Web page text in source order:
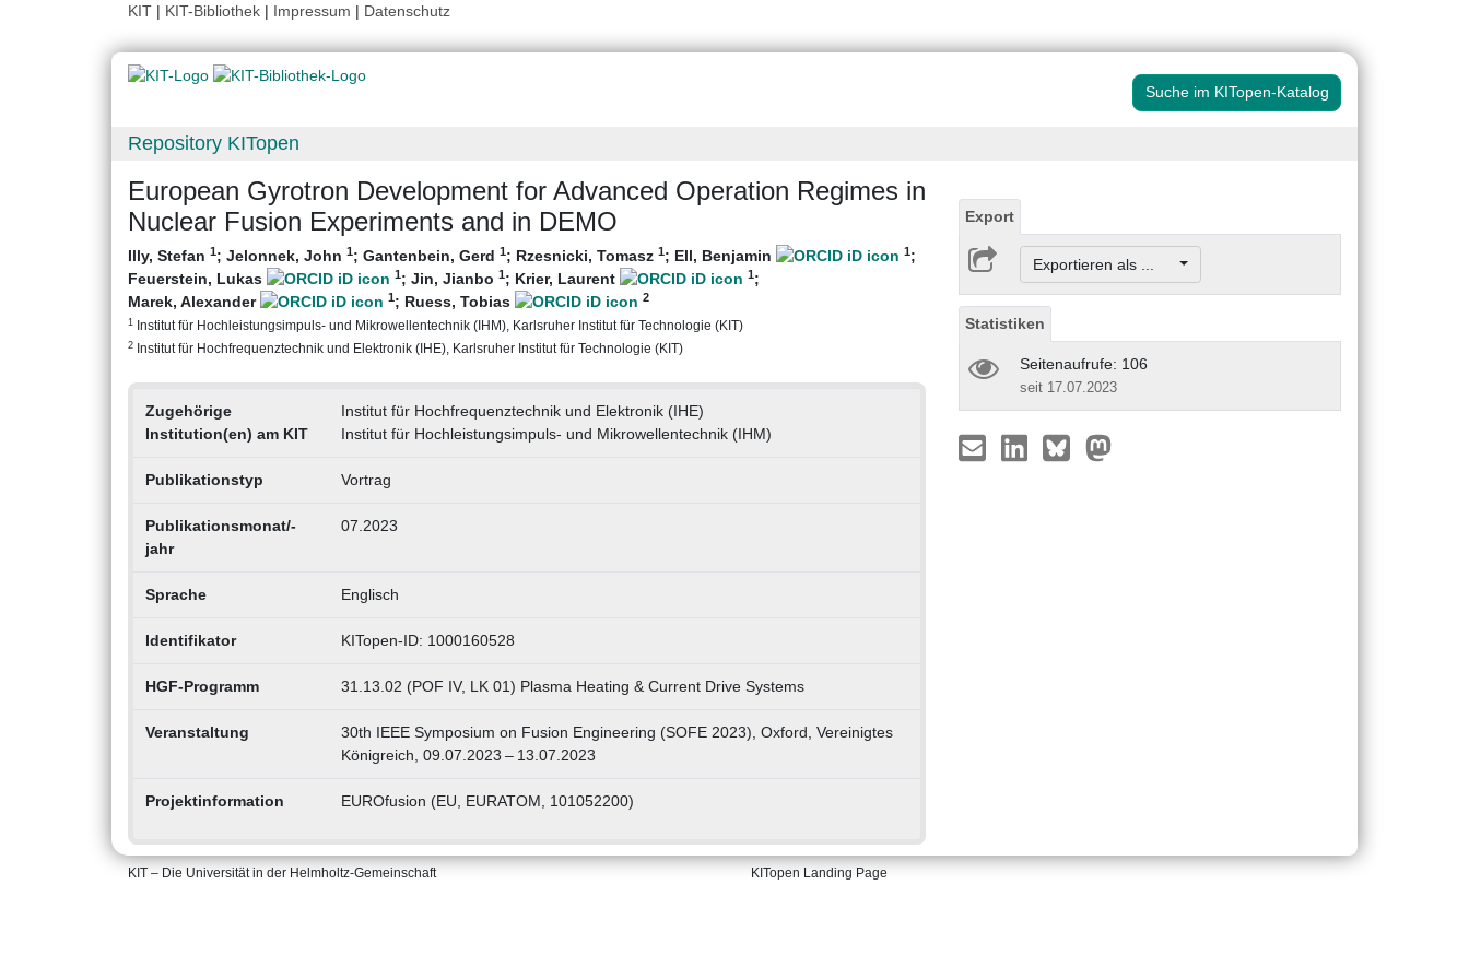
KIT | KIT-Bibliothek | Impressum | Datenschutz
Suche im KITopen-Katalog
Repository KITopen
European Gyrotron Development for Advanced Operation Regimes in
Nuclear Fusion Experiments and in DEMO
Illy, Stefan 1; Jelonnek, John 1; Gantenbein, Gerd 1; Rzesnicki, Tomasz 1; Ell, Benjamin 1;
Feuerstein, Lukas
1; Jin, Jianbo 1; Krier, Laurent 1;
Marek, Alexander
1; Ruess, Tobias 2
1 Institut für Hochleistungsimpuls- und Mikrowellentechnik (IHM), Karlsruher Institut für Technologie (KIT)
2 Institut für Hochfrequenztechnik und Elektronik (IHE), Karlsruher Institut für Technologie (KIT)
Zugehörige
Institution(en) am KIT
Institut für Hochfrequenztechnik und Elektronik (IHE)
Institut für Hochleistungsimpuls- und Mikrowellentechnik (IHM)
Publikationstyp Vortrag
Publikationsmonat/-
jahr
07.2023
Sprache Englisch
Identifikator KITopen-ID: 1000160528
HGF-Programm 31.13.02 (POF IV, LK 01) Plasma Heating & Current Drive Systems
Veranstaltung
30th IEEE Symposium on Fusion Engineering (SOFE 2023), Oxford, Vereinigtes
Königreich, 09.07.2023 – 13.07.2023
Projektinformation EUROfusion (EU, EURATOM, 101052200)
Export
Exportieren als ...
Statistiken
Seitenaufrufe: 106
seit 17.07.2023
KIT – Die Universität in der Helmholtz-Gemeinschaft KITopen Landing Page